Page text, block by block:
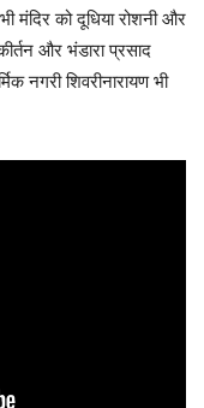
मंदिर को दूधिया रोशनी और
और भंडारा प्रसाद
नगरी शिवरीनारायण भी